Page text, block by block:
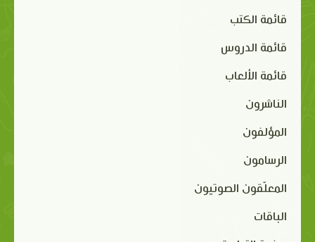
قائمة الكتب
قائمة الدروس
قائمة الألعاب
الناشرون
المؤلفون
الرسامون
المعلّقون الصوتيون
الباقات